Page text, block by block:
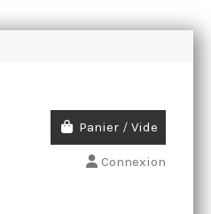
Panier /Vide
Connexion